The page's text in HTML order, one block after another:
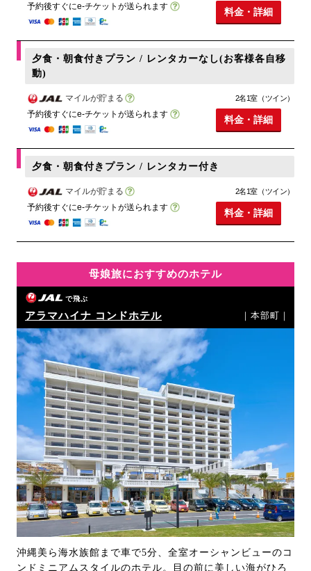
予約後すぐにe-チケットが送られます
料金・詳細
夕食・朝食付きプラン / レンタカーなし(お客様各自移
動)
マイルが貯まる
予約後すぐにe-チケットが送られます
2名1室（ツイン）
料金・詳細
夕食・朝食付きプラン / レンタカー付き
マイルが貯まる
予約後すぐにe-チケットが送られます
2名1室（ツイン）
料金・詳細
母娘旅におすすめのホテル
で飛ぶ
アラマハイナ コンドホテル ｜本部町｜
沖縄美ら海水族館まで車で5分、全室オーシャンビューのコ
ンドミニアムスタイルのホテル。目の前に美しい海がひろ